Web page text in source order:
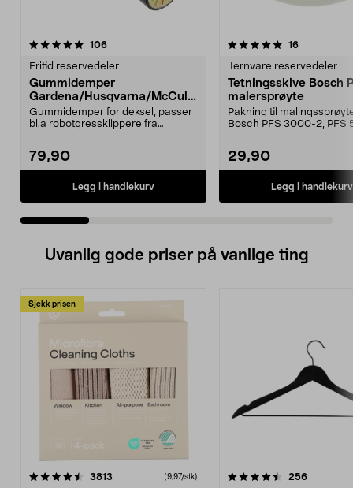
106anmeldelser
Fritid reservedeler
Gummidemper
Gardena/Husqvarna/McCullo
ch/Flymo
Gummidemper for deksel, passer
bl.a robotgressklippere fra
79,90
Legg i handlekurv
5.0 av 5 stjerner 16anmeldelser
Jernvare reservedeler
Tetningsskive Bosch
malersprøyte
Pakning til
Bosch PFS 3000-2, PFS
29,90
Legg i handlekurv
4.5 av 5 stjerner
Uvanlig gode priser på vanlige ting
Sjekk prisen
3813 anmeldelser(9,97/stk)
4.5av 5 stjerner 256
4.5av 5 stjerner